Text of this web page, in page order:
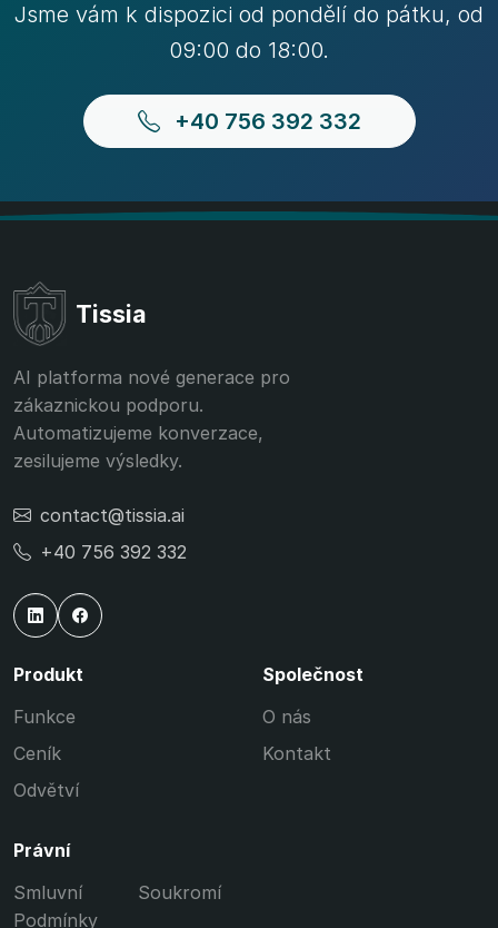
Jsme vám k dispozici od pondělí do pátku, od
09:00 do 18:00.
+40 756 392 332
Tissia
AI platforma nové generace pro
zákaznickou podporu.
Automatizujeme konverzace,
zesilujeme výsledky.
contact@tissia.ai
+40 756 392 332
Produkt
Funkce
Ceník
Odvětví
Společnost
O nás
Kontakt
Právní
Smluvní
Podmínky
Soukromí